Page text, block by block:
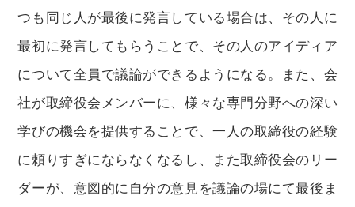
つも同じ人が最後に発言している場合は、その人に
最初に発言してもらうことで、その人のアイディア
について全員で議論ができるようになる。また、会
社が取締役会メンバーに、様々な専門分野への深い
学びの機会を提供することで、一人の取締役の経験
に頼りすぎにならなくなるし、また取締役会のリー
ダーが、意図的に自分の意見を議論の場にて最後ま